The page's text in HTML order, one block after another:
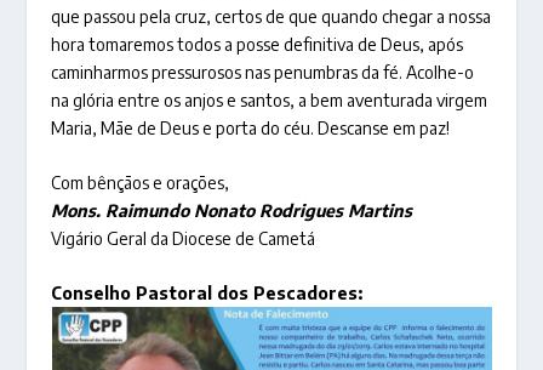
que passou pela cruz, certos de que quando chegar a nossa
hora tomaremos todos a posse definitiva de Deus, após
caminharmos pressurosos nas penumbras da fé. Acolhe-o
na glória entre os anjos e santos, a bem aventurada virgem
Maria, Mãe de Deus e porta do céu. Descanse em paz!
Com bênçãos e orações,
Mons. Raimundo Nonato Rodrigues Martins
Vigário Geral da Diocese de Cametá
Conselho Pastoral dos Pescadores: